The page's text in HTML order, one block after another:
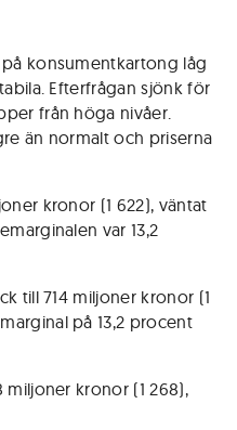
konsumentkartong låg
Efterfrågan sjönk för
från höga nivåer.
än normalt och priserna
kronor (1 622), väntat
var 13,2
till 714 miljoner kronor (1
på 13,2 procent
kronor (1 268),